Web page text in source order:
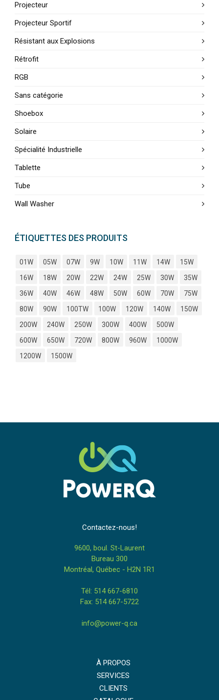
Projecteur
Projecteur Sportif
Résistant aux Explosions
Rétrofit
RGB
Sans catégorie
Shoebox
Solaire
Spécialité Industrielle
Tablette
Tube
Wall Washer
ÉTIQUETTES DES PRODUITS
01W 05W 07W 9W 10W 11W 14W
15W
16W
18W 20W 22W 24W 25W 30W
35W
36W
40W 46W 48W 50W 60W 70W
75W
80W
90W 100TW 100W 120W 140W
150W
200W
240W 250W 300W 400W
500W
600W
650W 720W 800W 960W
1000W
1200W
1500W
Contactez-nous!
9600, boul. St-Laurent
Bureau 300
Montréal, Québec - H2N 1R1
Tél: 514 667-6810
Fax: 514 667-5722
info@power-q.ca
À PROPOS
SERVICES
CLIENTS